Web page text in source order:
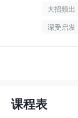
大招频出
深受启发
课程表